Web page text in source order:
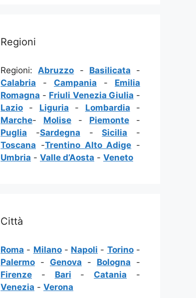
Regioni
Regioni:Abruzzo - Basilicata -
Calabria - Campania - Emilia
Romagna - Friuli Venezia Giulia -
Lazio - Liguria - Lombardia -
Marche- Molise - Piemonte -
Puglia -Sardegna -Sicilia -
Toscana -Trentino Alto Adige -
Umbria - Valle d’Aosta - Veneto
Città
Roma - Milano- Napoli - Torino-
Palermo - Genova - Bologna -
Firenze - Bari - Catania -
Venezia - Verona